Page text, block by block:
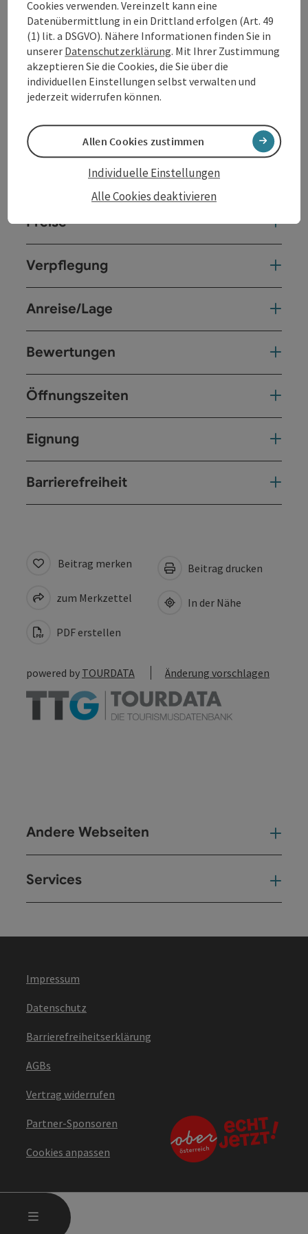
MENÜ
Kontakt
Allgemeine Informationen
Zimmer / Ferienwohnungen
Ausstattung
Preise
Verpflegung
Anreise/Lage
Bewertungen
Öffnungszeiten
Eignung
Barrierefreiheit
Beitrag merken
zum Merkzettel
PDF erstellen
Beitrag drucken
In der Nähe
powered by TOURDATA Änderung vorschlagen
Andere Webseiten
Services
Impressum
Datenschutz
Barrierefreiheitserklärung
AGBs
Vertrag widerrufen
Partner-Sponsoren
Cookies anpassen
Cookies verwenden. Vereinzelt kann eine
Datenübermittlung in ein Drittland erfolgen (Art. 49
(1) lit. a DSGVO). Nähere Informationen finden Sie in
unserer Datenschutzerklärung. Mit Ihrer Zustimmung
akzeptieren Sie die Cookies, die Sie über die
individuellen Einstellungen selbst verwalten und
jederzeit widerrufen können.
Alle Cookies deaktivieren
Individuelle Einstellungen
Allen Cookies zustimmen